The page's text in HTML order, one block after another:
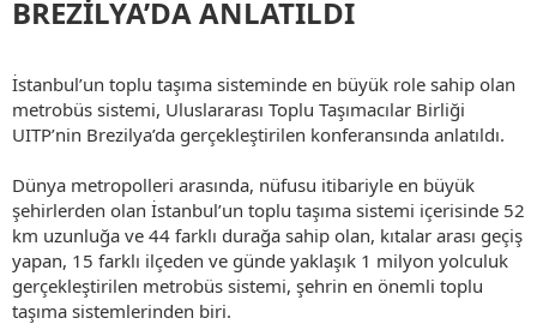
BREZİLYA’DA ANLATILDI​
İstanbul’un toplu taşıma sisteminde en büyük role sahip olan
metrobüs sistemi, Uluslararası Toplu Taşımacılar Birliği
UITP’nin Brezilya’da gerçekleştirilen konferansında anlatıldı.
Dünya metropolleri arasında, nüfusu itibariyle en büyük
şehirlerden olan İstanbul’un toplu taşıma sistemi içerisinde 52
km uzunluğa ve 44 farklı durağa sahip olan, kıtalar arası geçiş
yapan, 15 farklı ilçeden ve günde yaklaşık 1 milyon yolculuk
gerçekleştirilen metrobüs sistemi, şehrin en önemli toplu
taşıma sistemlerinden biri.